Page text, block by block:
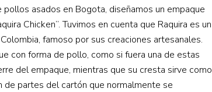
asados en Bogota, diseñamos un empaque
Chicken”. Tuvimos en cuenta que Raquira es un
famoso por sus creaciones artesanales.
con forma de pollo, como si fuera una de estas
del empaque, mientras que su cresta sirve como
partes del cartón que normalmente se